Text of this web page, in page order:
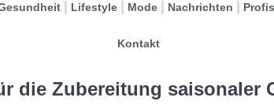
Lifestyle Mode Nachrichten Profis
Kontakt
die Zubereitung saisonaler